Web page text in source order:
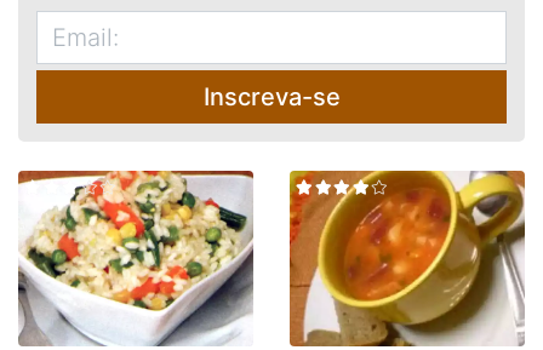
Inscreva-se